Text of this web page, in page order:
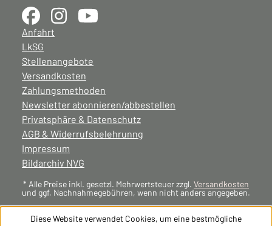
Anfahrt
LkSG
Stellenangebote
Versandkosten
Zahlungsmethoden
Newsletter abonnieren/abbestellen
Privatsphäre & Datenschutz
AGB & Widerrufsbelehrunng
Impressum
Bildarchiv NVG
* Alle Preise inkl. gesetzl. Mehrwertsteuer zzgl. Versandkosten
und ggf. Nachnahmegebühren, wenn nicht anders angegeben.
Diese Website verwendet Cookies, um eine bestmögliche